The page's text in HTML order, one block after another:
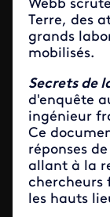
Webb
Terre, des
grands
mobilisés.
Secrets de
d'enquête
ingénieur
Ce
réponses
allant à la
chercheurs
les hauts